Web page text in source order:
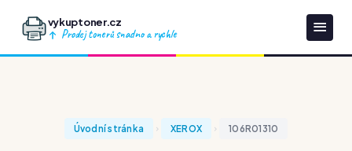
vykuptoner.cz
Prodej tonerů snadno a rychle
Úvodní stránka XEROX 106R01310